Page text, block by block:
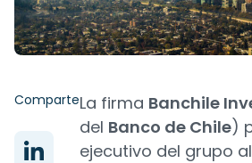
ComparteLa firma Banchile
del Banco de Chile)
ejecutivo del grupo